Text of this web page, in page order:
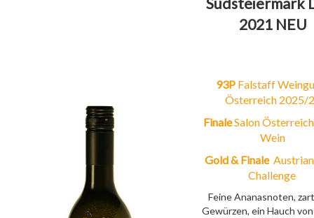
2021 NEU
93P Falstaff
Österreich 2025/
FinaleSalon
Wein
Gold & Finale
Challenge
Feine Ananasnoten,
Gewürzen, ein Hauch